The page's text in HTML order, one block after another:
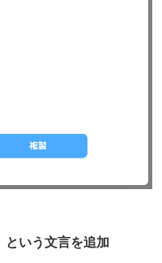
という文言を追加